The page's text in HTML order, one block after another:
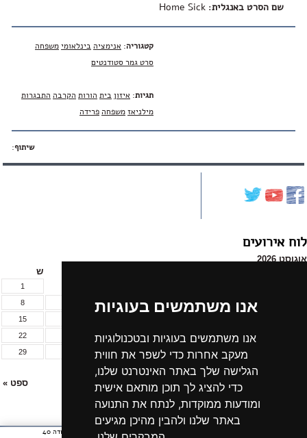
אנו משתמשים בעוגיות
אנו משתמשים בעוגיות ובטכנולוגיות
מעקב אחרות כדי לשפר את חווית
הגלישה שלך באתר האינטרנט שלנו,
כדי להציג לך תוכן מותאם אישית
ומודעות ממוקדות, לנתח את התנועה
באתר שלנו ולהבין מהיכן מגיעים
שם הסרט באנגלית:
Home Sick
קטגוריה: אנימציה בינלאומימשפחה
סרט גמר סטודנטים
תגיות: איזוןבית הורות הקרבה התבגרות
מילניאזמשפחה פרידה
שיתוף:
לוח אירועים
אוגוסט 2026
ש
1
3
4
5
6
8
15
17
18
19
20
22
24
25
26
27
29
31
ספט »
לכל אירועי החודש »
ארכיון חדשות
רחוב יצחק שדה 40